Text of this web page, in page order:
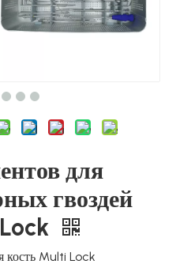
для
гвоздей
кость Multi Lock